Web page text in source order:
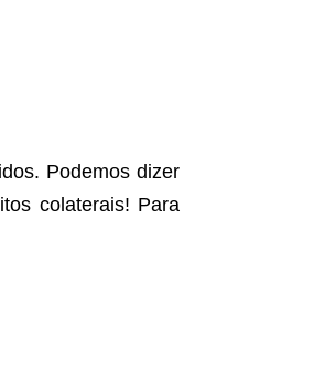
Podemos dizer
colaterais! Para